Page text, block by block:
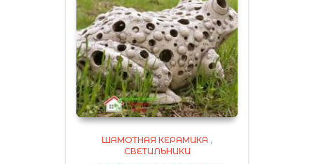
ШАМОТНАЯ КЕРАМИКА ,
СВЕТИЛЬНИКИ